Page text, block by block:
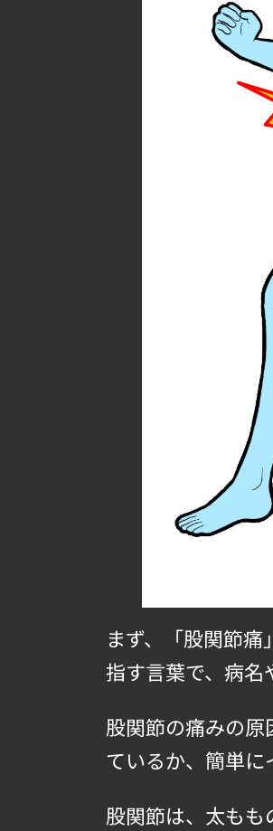
まず、「股関節
指す言葉で、病名
股関節の痛みの原
ているか、簡単に
股関節は、太もも